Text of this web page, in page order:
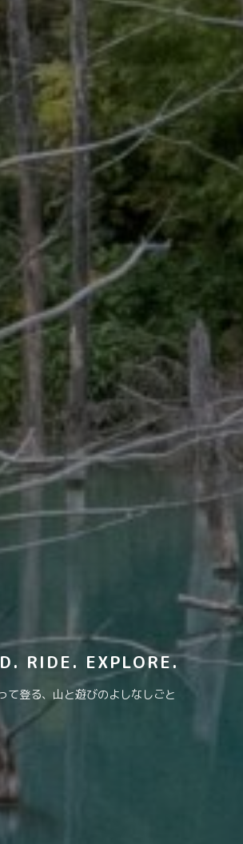
RIDE. EXPLORE.
て登る、山と遊びのよしなしごと